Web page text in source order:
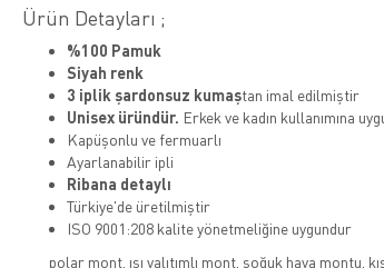
Ürün Detayları ;
%100 Pamuk
Siyah renk
3 iplik şardonsuz kumaştan imal edilmiştir
Unisex üründür. Erkek ve kadın kullanımına
Kapüşonlu ve fermuarlı
Ayarlanabilir ipli
Ribana detaylı
Türkiye'de üretilmiştir
ISO 9001:208 kalite yönetmeliğine uygundur
polar mont, ısı yalıtımlı mont, soğuk hava montu,